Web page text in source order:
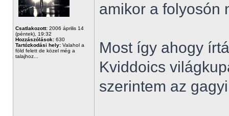
Csatlakozott: 2006 április 14
(péntek), 19:32
Hozzászólások: 630
Tartózkodási hely: Valahol a
föld felett de közel még a
talajhoz...
amikor a folyosón
Most így ahogy
Kviddoics
szerintem az